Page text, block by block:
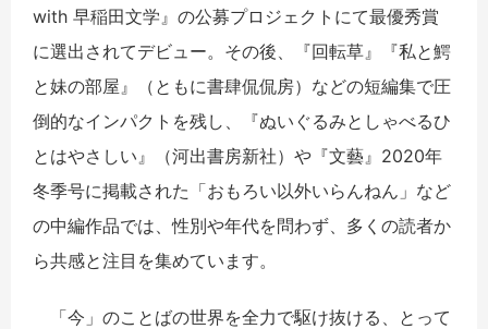
with 早稲田文学』の公募プロジェクトにて最優秀賞
に選出されてデビュー。その後、『回転草』『私と鰐
と妹の部屋』（ともに書肆侃侃房）などの短編集で圧
倒的なインパクトを残し、『ぬいぐるみとしゃべるひ
とはやさしい』（河出書房新社）や『文藝』2020年
冬季号に掲載された「おもろい以外いらんねん」など
の中編作品では、性別や年代を問わず、多くの読者か
ら共感と注目を集めています。
「今」のことばの世界を全力で駆け抜ける、とって